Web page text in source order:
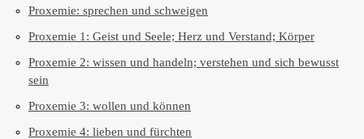
Proxemie: sprechen und schweigen
Proxemie 1: Geist und Seele; Herz und Verstand; Körper
Proxemie 2: wissen und handeln; verstehen und sich bewusst
sein
Proxemie 3: wollen und können
Proxemie 4: lieben und fürchten